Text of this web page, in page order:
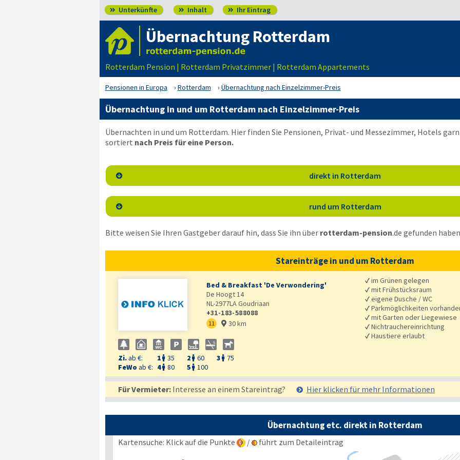
 Unterkünfte  Inhalt  Ihr Eintrag
Übernachtung Rotterdam
Rotterdam Pension | Rotterdam Privatzimmer | Rotterdam Appartements
Pensionen in Europa Rotterdam Übernachtung nach Einzelzimmer-Preis
Übernachtung in und um Rotterdam nach Einzelzimmer-Preis
Übernachten in und um Rotterdam. Hier finden Sie Pensionen, Privat- und Messezimmer, Hotels
sortiert nach Preis für eine Person.
 direkt in Rotterdam
 rund um Rotterdam
Bitte weisen Sie Ihren Gastgeber darauf hin, dass Sie ihn über rotterdam-pension.de gefunden
Stareinträge in und um Rotterdam
Bed & Breakfast 'De Verwondering'
De Hoogt 14
NL-2977LAGoudriaan
+31-183-588088
11  30 km
Zi.ab €: 1  35 2  60 3  75
FeWo ab €: 4 80 5  100
✓im Grünen gelegen
✓mit Frühstücksraum
✓eigene Dusche / WC
✓Parkmöglichkeiten
✓mit Garten oder Liegewiese
✓Nichtrauchereinrichtung
✓Haustiere erlaubt
Für Vermieter:Interesse an einem Stareintrag? Hier klicken für mehr Informationen
Übernachtung etc. direkt in Rotterdam
Kartensuche: Klick auf die Punkte / führt zum Detaileintrag